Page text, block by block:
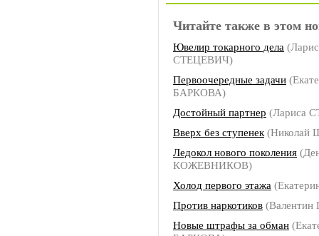
Читайте также в этом
Ювелир токарного дела
СТЕЦЕВИЧ)
Первоочередные задачи
БАРКОВА)
Достойный партнер (Лариса
Вверх без ступенек
Ледокол нового поколения
КОЖЕВНИКОВ)
Холод первого этажа
Против наркотиков
Новые штрафы за обман